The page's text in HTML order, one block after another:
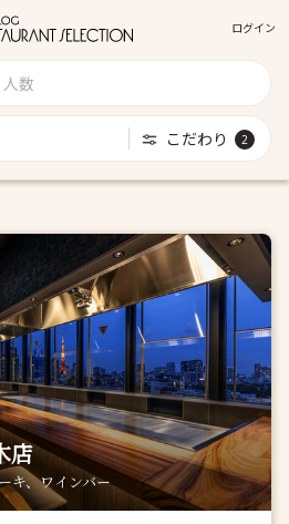
ログイン
人数
こだわり 2
店
キ、ワインバー